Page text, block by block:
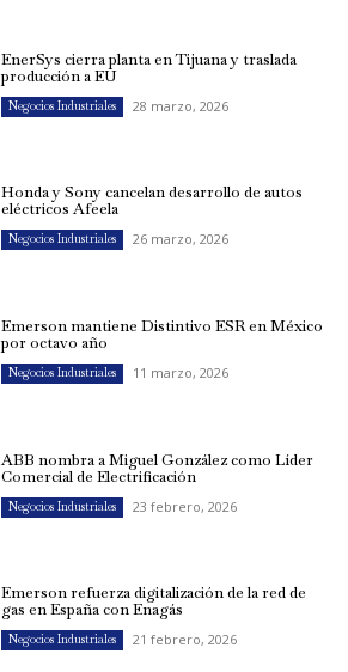
EnerSys cierra planta en Tijuana y traslada
producción a EU
Negocios Industriales 28 marzo, 2026
Honda y Sony cancelan desarrollo de autos
eléctricos Afeela
Negocios Industriales 26 marzo, 2026
Emerson mantiene Distintivo ESR en México
por octavo año
Negocios Industriales 11 marzo, 2026
ABB nombra a Miguel González como Líder
Comercial de Electrificación
Negocios Industriales 23 febrero, 2026
Emerson refuerza digitalización de la red de
gas en España con Enagás
Negocios Industriales 21 febrero, 2026